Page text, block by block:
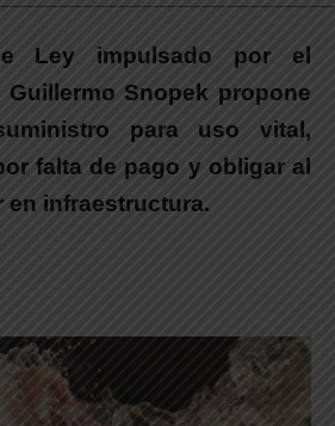
Ley impulsado por el
Snopek propone
para uso vital,
falta de pago y obligar al
en infraestructura.